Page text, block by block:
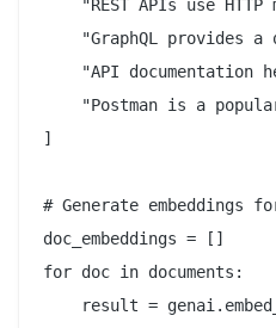
"REST APIs use HTTP
"GraphQL provides a
"API documentation
"Postman is a
]
# Generate embeddings
doc_embeddings = []
for doc in documents:
result =